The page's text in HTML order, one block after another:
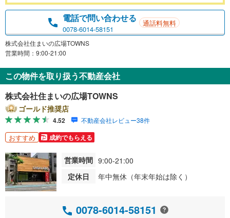
電話で問い合わせる
0078-6014-58151
通話料無料
株式会社住まいの広場TOWNS
営業時間：9:00-21:00
この物件を取り扱う不動産会社
株式会社住まいの広場TOWNS
ゴールド推奨店
4.52 不動産会社レビュー38件
おすすめ 成約でもらえる
営業時間 9:00-21:00
定休日
年中無休（年末年始は除く）
0078-6014-58151